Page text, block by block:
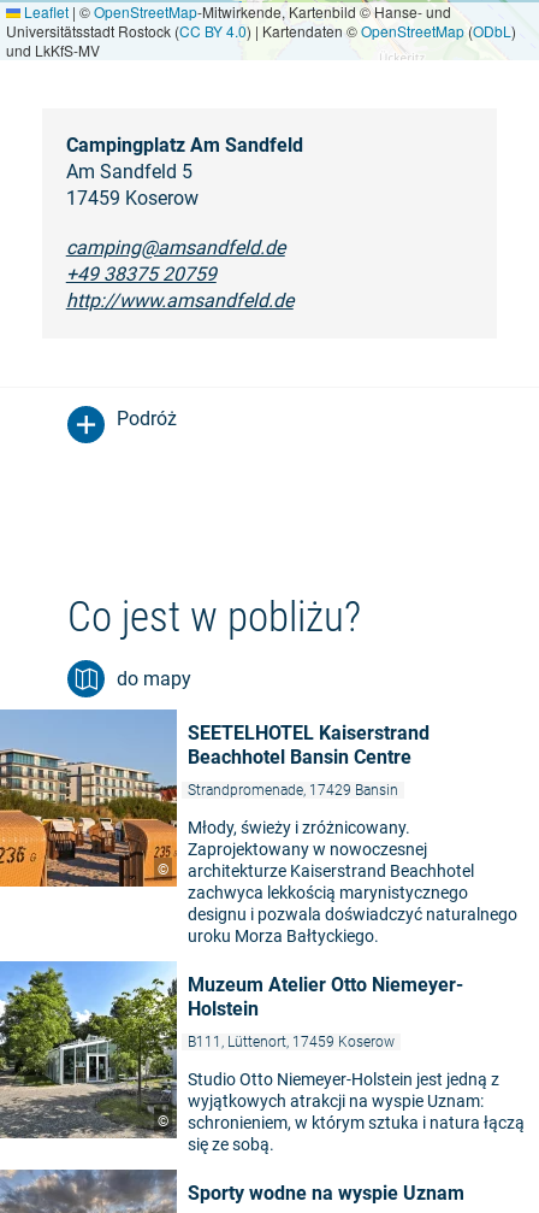
Leaflet | ©OpenStreetMap-Mitwirkende, Kartenbild © Hanse- und
Universitätsstadt Rostock (CC BY 4.0) | Kartendaten ©OpenStreetMap(ODbL )
und LkKfS-MV
Campingplatz Am Sandfeld
Am Sandfeld 5
17459 Koserow
camping@amsandfeld.de
+49 38375 20759
http://www.amsandfeld.de
Podróż
Co jest w pobliżu?
do mapy
©
SEETELHOTEL Kaiserstrand
Beachhotel Bansin Centre
Strandpromenade, 17429 Bansin
Młody, świeży i zróżnicowany.
Zaprojektowany w nowoczesnej
architekturze Kaiserstrand Beachhotel
zachwyca lekkością marynistycznego
designu i pozwala doświadczyć naturalnego
uroku Morza Bałtyckiego.
©
Muzeum Atelier Otto Niemeyer-
Holstein
B111, Lüttenort, 17459 Koserow
Studio Otto Niemeyer-Holstein jest jedną z
wyjątkowych atrakcji na wyspie Uznam:
schronieniem, w którym sztuka i natura łączą
się ze sobą.
Sporty wodne na wyspie Uznam